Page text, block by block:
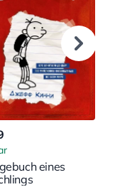
eines